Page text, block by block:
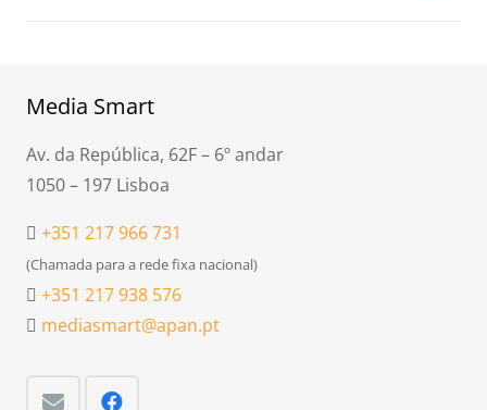
Media Smart
Av. da República, 62F – 6º andar
1050 – 197 Lisboa
+351 217 966 731
(Chamada para a rede fixa nacional)
+351 217 938 576
mediasmart@apan.pt